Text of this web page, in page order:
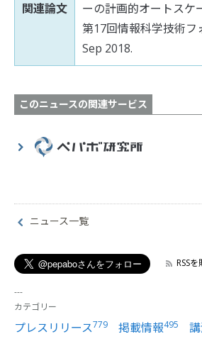
関連論文
ーの計画的オートスケ
第17回情報科学技術フ
Sep 2018.
このニュースの関連サービス
ニュース一覧
RSS
カテゴリー
プレスリリース779 掲載情報495